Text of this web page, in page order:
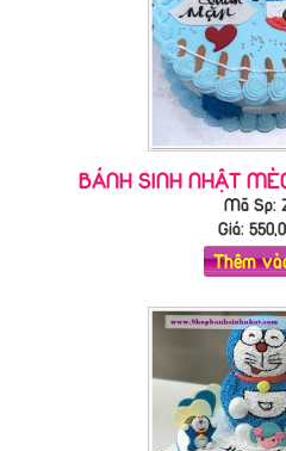
BÁNH SINH NHẬT
Mã Sp:
Giá:
Thêm